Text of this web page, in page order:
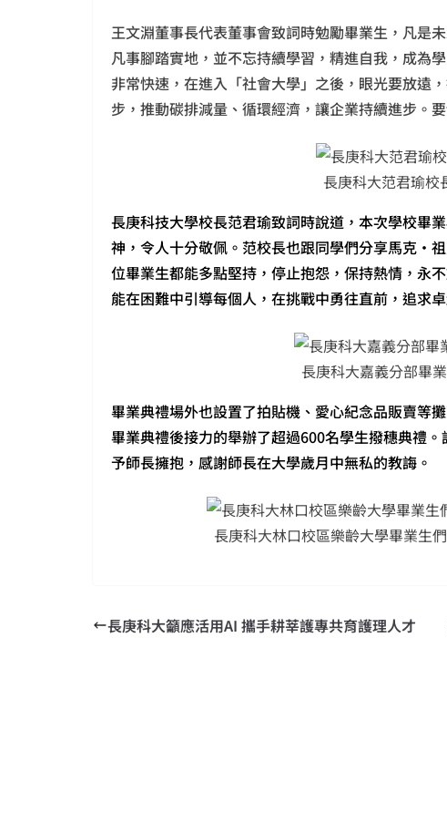
王文淵董事長代表董事會致詞時勉勵畢業生，凡是
凡事腳踏實地，並不忘持續學習，精進自我，成為
非常快速，在進入「社會大學」之後，眼光要放遠
步，推動碳排減量、循環經濟，讓企業持續進步。
長庚科大范君瑜校
長庚科技大學校長范君瑜致詞時說道，本次學校畢
神，令人十分敬佩。范校長也跟同學們分享馬克·
位畢業生都能多點堅持，停止抱怨，保持熱情，永
能在困難中引導每個人，在挑戰中勇往直前，追求
長庚科大嘉義分部畢
畢業典禮場外也設置了拍貼機、愛心紀念品販賣等
畢業典禮後接力的舉辦了超過600名學生撥穗典禮
予師長擁抱，感謝師長在大學歲月中無私的教誨。
長庚科大林口校區樂齡大學畢業生
長庚科大籲應活用AI 攜手耕莘護專共育護理人才